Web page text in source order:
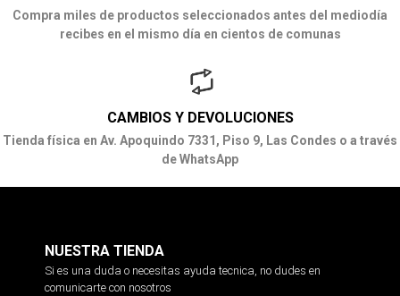
Compra miles de productos seleccionados antes del mediodía
recibes en el mismo día en cientos de comunas
CAMBIOS Y DEVOLUCIONES
Tienda física en Av. Apoquindo 7331, Piso 9, Las Condes o a través
de WhatsApp
NUESTRA TIENDA
Si es una duda o necesitas ayuda tecnica, no dudes en
comunicarte con nosotros